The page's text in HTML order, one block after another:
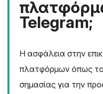
Telegram;
Η ασφάλεια στην
πλατφόρμων όπως το
σημασίας για την